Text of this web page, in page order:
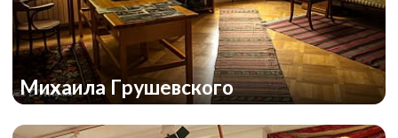
Михаила Грушевского